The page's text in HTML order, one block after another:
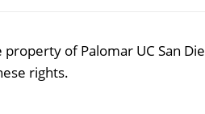
of Palomar UC San
rights.